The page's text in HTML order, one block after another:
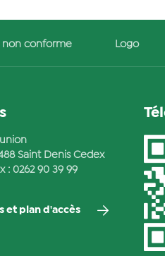
non conforme Logo
Saint Denis Cedex
: 0262 90 39 99
et plan d'accès